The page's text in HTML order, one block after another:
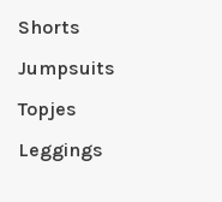
Shorts
Jumpsuits
Topjes
Leggings